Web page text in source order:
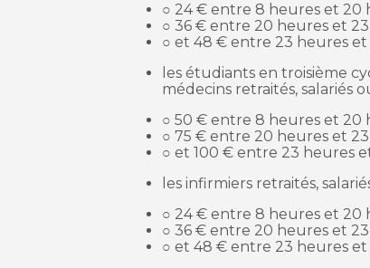
○ 24 € entre 8 heures et 20
○ 36 € entre 20 heures et
○ et 48 € entre 23 heures et
les étudiants en troisième
médecins retraités, salariés
○ 50 € entre 8 heures et 20
○ 75 € entre 20 heures et
○ et 100 € entre 23 heures
les infirmiers retraités,
○ 24 € entre 8 heures et 20
○ 36 € entre 20 heures et
○ et 48 € entre 23 heures et